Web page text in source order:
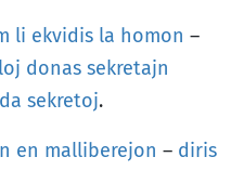
li ekvidis la homon –
donas sekretajn
da sekretoj.
en malliberejon – diris